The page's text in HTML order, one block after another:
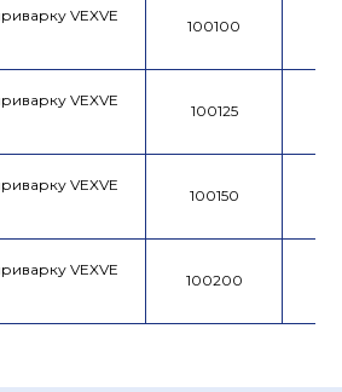
VEXVE
100100
VEXVE
100125
VEXVE
100150
VEXVE
100200